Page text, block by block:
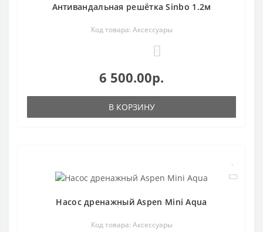
Антивандальная решётка Sinbo 1.2м
Код товара: Аксессуары
6 500.00р.
В КОРЗИНУ
Насос дренажный Aspen Mini Aqua
Код товара: Аксессуары